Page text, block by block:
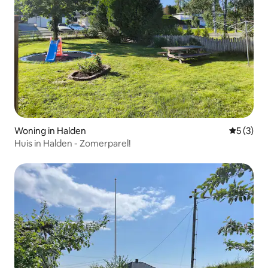
Woning in Halden
5 (3)
Huis in Halden - Zomerparel!